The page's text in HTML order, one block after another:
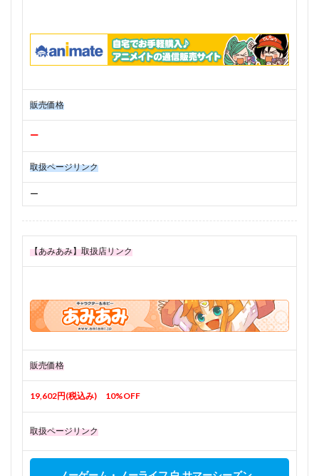
販売価格
ー
取扱ページリンク
ー
【あみあみ】取扱店リンク
販売価格
19,602円(税込み) 10%OFF
取扱ページリンク